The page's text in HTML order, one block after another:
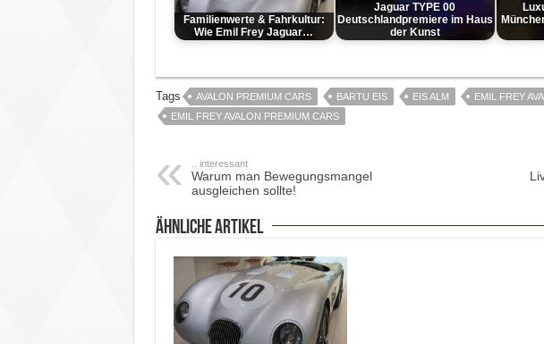
Familienwerte & Fahrkultur:
Wie Emil Frey Jaguar…
Jaguar TYPE 00
Deutschlandpremiere im Haus
der Kunst
Tags AVALON PREMIUM CARS BARTU EIS EIS ALM
EMIL FREY
EMIL FREY AVALON PREMIUM CARS
.. interessant
Warum man Bewegungsmangel
ausgleichen sollte!
ähnliche Artikel